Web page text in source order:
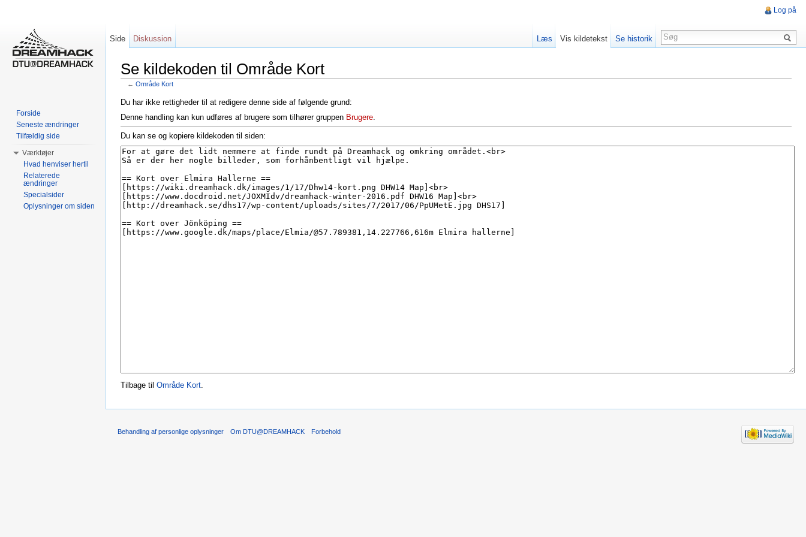
Se kildekoden til Område Kort
← Område Kort
Du har ikke rettigheder til at redigere denne side af følgende grund:
Denne handling kan kun udføres af brugere som tilhører gruppen Brugere
Du kan se og kopiere kildekoden til siden:
Tilbage til Område Kort
Log på
Side Diskussion Læs Vis kildetekst Se historik
Forside
Seneste ændringer
Tilfældig side
Værktøjer
Hvad henviser hertil
Relaterede
ændringer
Specialsider
Oplysninger om siden
Behandling af personlige oplysninger Om DTU@DREAMHACK Forbehold